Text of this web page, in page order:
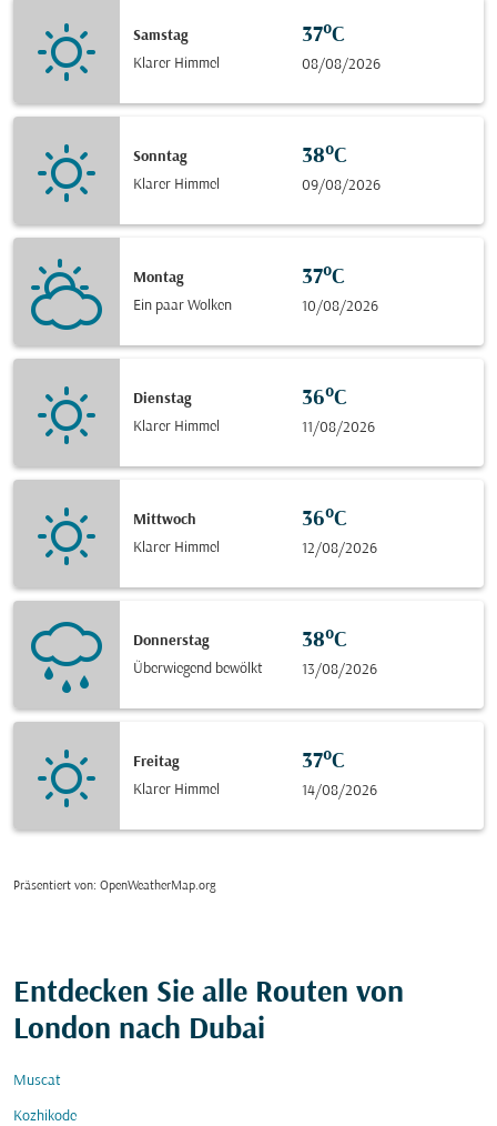
Samstag
Klarer Himmel
37°C
08/08/2026
Sonntag
Klarer Himmel
38°C
09/08/2026
Montag
Ein paar Wolken
37°C
10/08/2026
Dienstag
Klarer Himmel
36°C
11/08/2026
Mittwoch
Klarer Himmel
36°C
12/08/2026
Donnerstag
Überwiegend bewölkt
38°C
13/08/2026
Freitag
Klarer Himmel
37°C
14/08/2026
Präsentiert von: OpenWeatherMap.org
Entdecken Sie alle Routen von
London nach Dubai
Muscat
Kozhikode